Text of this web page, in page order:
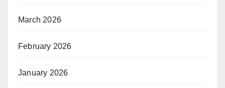
March 2026
February 2026
January 2026